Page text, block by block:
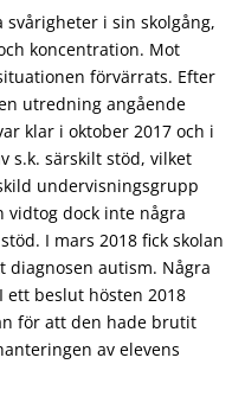
svårigheter i sin skolgång,
koncentration. Mot
förvärrats. Efter
utredning angående
klar i oktober 2017 och i
s.k. särskilt stöd, vilket
undervisningsgrupp
vidtog dock inte några
I mars 2018 fick skolan
diagnosen autism. Några
ett beslut hösten 2018
för att den hade brutit
av elevens